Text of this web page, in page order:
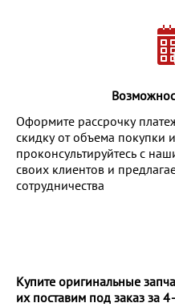
Оформите рассрочку
скидку от объема покупки
проконсультируйтесь с
своих клиентов и
сотрудничества
Купите оригинальные
их поставим под заказ за